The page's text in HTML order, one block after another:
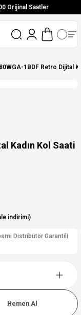
Orijinal Saatler
1BDF Retro Dijital
Kadın Kol Saati
indirimi)
Distribütör Garantili
Hemen Al